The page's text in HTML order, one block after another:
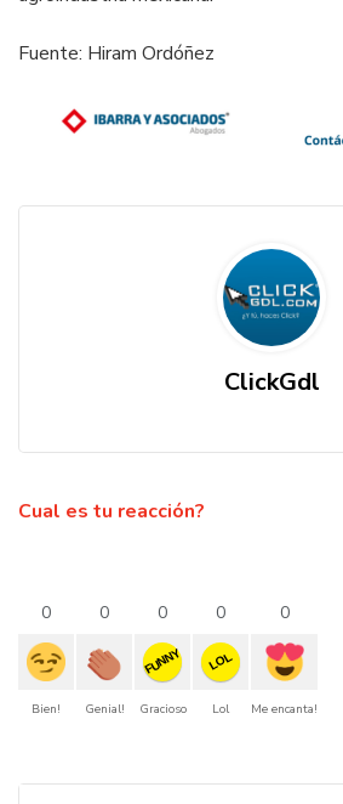
Fuente: Hiram Ordóñez
ClickGdl
Cual es tu reacción?
0
Bien!
0
Genial!
0
FUNNY
Gracioso
0
LOL
Lol
0
Me encanta!